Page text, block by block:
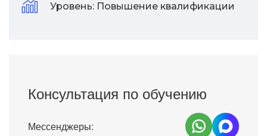
Уровень: Повышение квалификации
Консультация по обучению
Мессенджеры: